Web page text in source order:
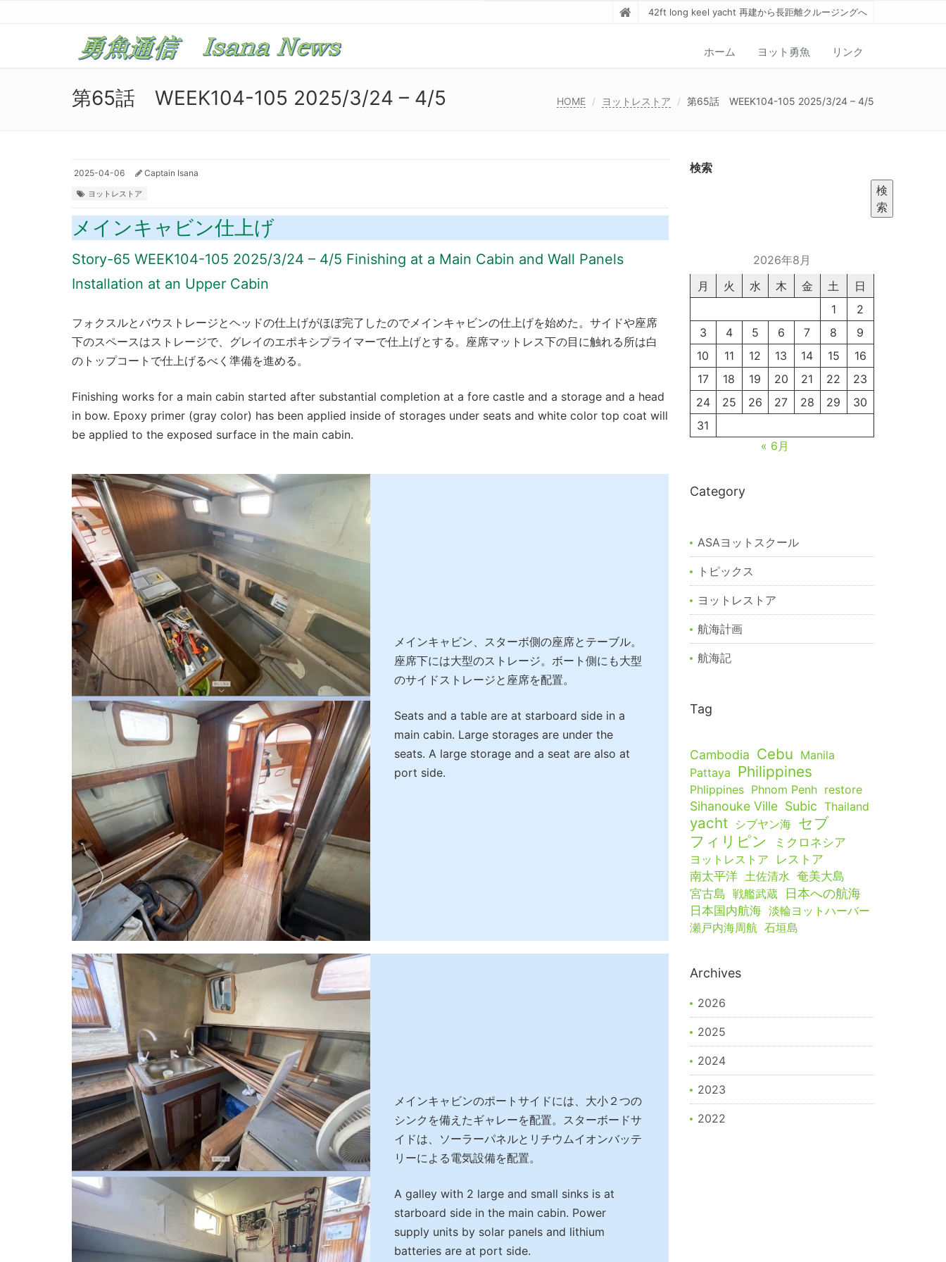
42ft long keel yacht 再建から長距離クルージングへ
ホーム ヨット勇魚 リンク
第65話 WEEK104-105 2025/3/24 – 4/5 HOME ヨットレストア 第65話 WEEK104-105 2025/3/24 – 4/5
2025-04-06 Captain Isana
ヨットレストア
メインキャビン仕上げ
Story-65 WEEK104-105 2025/3/24 – 4/5 Finishing at a Main Cabin and Wall Panels
Installation at an Upper Cabin
フォクスルとバウストレージとヘッドの仕上げがほぼ完了したのでメインキャビンの仕上げを始めた。サイドや座席
下のスペースはストレージで、グレイのエポキシプライマーで仕上げとする。座席マットレス下の目に触れる所は白
のトップコートで仕上げるべく準備を進める。
Finishing works for a main cabin started after substantial completion at a fore castle and a storage and a head
in bow. Epoxy primer (gray color) has been applied inside of storages under seats and white color top coat will
be applied to the exposed surface in the main cabin.
メインキャビン、スターボ側の座席とテーブル。
座席下には大型のストレージ。ボート側にも大型
のサイドストレージと座席を配置。
Seats and a table are at starboard side in a
main cabin. Large storages are under the
seats. A large storage and a seat are also at
port side.
メインキャビンのポートサイドには、大小２つの
シンクを備えたギャレーを配置。スターボードサ
イドは、ソーラーパネルとリチウムイオンバッテ
リーによる電気設備を配置。
A galley with 2 large and small sinks is at
starboard side in the main cabin. Power
supply units by solar panels and lithium
batteries are at port side.
検索
検
索
2026年8月
月
火 水 木 金 土
日
1
2
3
4 5 6 7 8
9
10
11 12 13 14 15
16
17
18 19 20 21 22
23
24
25 26 27 28 29
30
31
« 6月
Category
ASAヨットスクール
トピックス
ヨットレストア
航海計画
航海記
Tag
Cambodia Cebu Manila
Pattaya Philippines
Phlippines Phnom Penh restore
Sihanouke Ville Subic Thailand
yacht シブヤン海 セブ
フィリピン
ミクロネシア
ヨットレストア
レストア
南太平洋 土佐清水 奄美大島
宮古島 戦艦武蔵 日本への航海
日本国内航海 淡輪ヨットハーバー
瀬戸内海周航 石垣島
Archives
2026
2025
2024
2023
2022